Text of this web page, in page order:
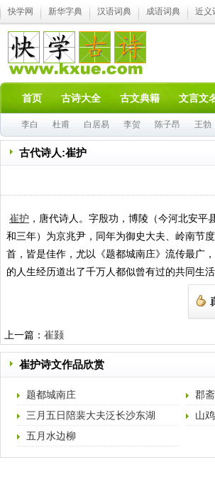
快学网 新华字典 汉语词典 成语词典 近义
首页 古诗大全 古文典籍 文言文
李白 杜甫 白居易 李贺 陈子昂 王勃
古代诗人:崔护
崔护 ，唐代诗人。字殷功，博陵（今河北安
和三年）为京兆尹，同年为御史大夫、岭南节
首，皆是佳作，尤以《题都城南庄》流传最广
的人生经历道出了千万人都似曾有过的共同生
上一篇： 崔颢
崔护诗文作品欣赏
题都城南庄
郡
又
三月五日陪裴大夫泛长沙东湖
山
五月水边柳